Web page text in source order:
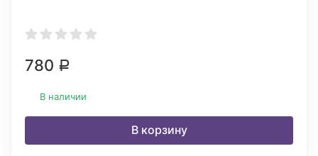
780 Р
В наличии
В корзину